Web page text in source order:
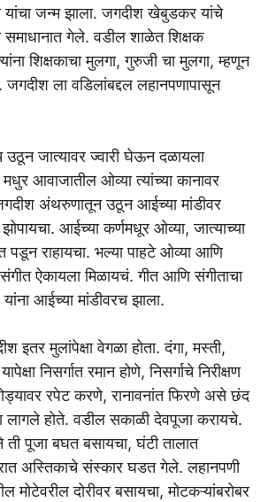
जन्म झाला. जगदीश खेबुडकर यांचे
गेले. वडील शाळेत शिक्षक
शिक्षकाचा मुलगा, गुरुजी चा मुलगा, म्हणून
ला वडिलांबद्दल लहानपणापासून
जात्यावर ज्वारी घेऊन दळायला
आवाजातील ओव्या त्यांच्या कानावर
अंथरुणातून उठून आईच्या मांडीवर
आईच्या कर्णमधूर ओव्या, जात्याच्या
पडून राहायचा. भल्या पाहटे ओव्या आणि
ऐकायला मिळायचं. गीत आणि संगीताचा
आईच्या मांडीवरच झाला.
इतर मुलांपेक्षा वेगळा होता. दंगा, मस्ती,
निसर्गात रमान होणे, निसर्गाचे निरीक्षण
रपेट करणे, रानावनांत फिरणे असे छंद
लागले होते. वडील सकाळी देवपूजा करायचे.
पूजा बघत बसायचा, घंटी तालात
अस्तिकाचे संस्कार घडत गेले. लहानपणी
मोटेवरील दोरीवर बसायचा, मोटकऱ्यांबरोबर